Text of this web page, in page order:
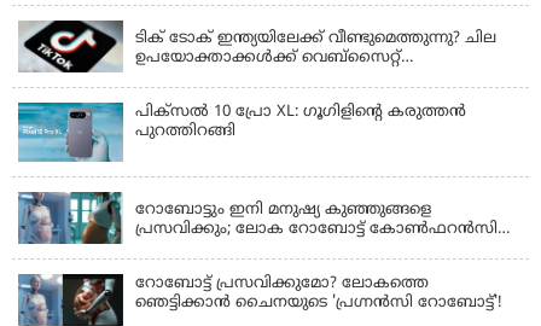
ടിക് ടോക് ഇന്ത്യയിലേക്ക് വീണ്ടുമെത്തുന്നു? ചില
ഉപയോക്താക്കൾക്ക് വെബ്സൈറ്റ്
പിക്സൽ 10 പ്രോ XL: ഗൂഗിളിന്റെ കരുത്തൻ
പുറത്തിറങ്ങി
റോബോട്ടും ഇനി മനുഷ്യ കുഞ്ഞുങ്ങളെ
പ്രസവിക്കും; ലോക റോബോട്ട് കോണ്‍ഫറന്‍സില്‍
റോബോട്ട് പ്രസവിക്കുമോ? ലോകത്തെ
ഞെട്ടിക്കാൻ ചൈനയുടെ 'പ്രഗ്നൻസി റോബോട്ട്'!